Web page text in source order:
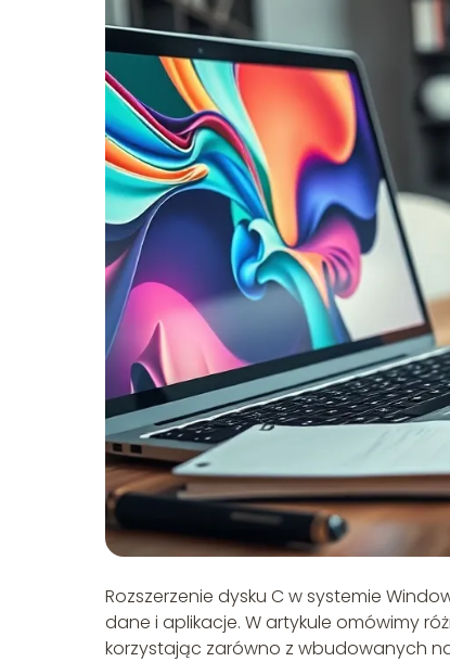
Rozszerzenie dysku C w systemie
dane i aplikacje. W artykule omówimy
korzystając zarówno z wbudowanych